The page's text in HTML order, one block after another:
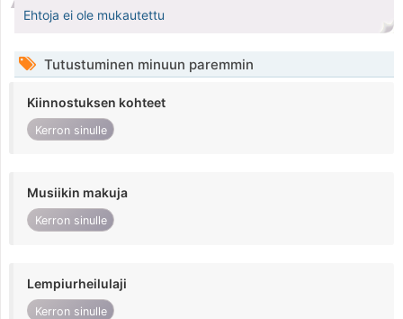
Ehtoja ei ole mukautettu
Tutustuminen minuun paremmin
Kiinnostuksen kohteet
Kerron sinulle
Musiikin makuja
Kerron sinulle
Lempiurheilulaji
Kerron sinulle